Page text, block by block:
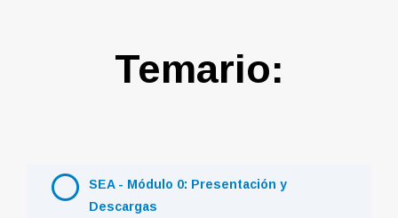
Temario:
SEA - Módulo 0: Presentación y
Descargas